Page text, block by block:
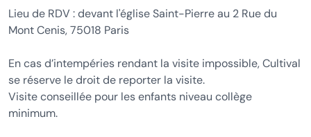
Lieu de RDV : devant l'église Saint-Pierre au 2 Rue du
Mont Cenis, 75018 Paris
En cas d’intempéries rendant la visite impossible, Cultival
se réserve le droit de reporter la visite.
Visite conseillée pour les enfants niveau collège
minimum.